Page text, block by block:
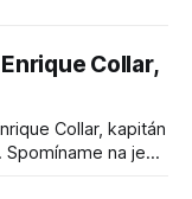
Collar,
Collar, kapitán
na jeho